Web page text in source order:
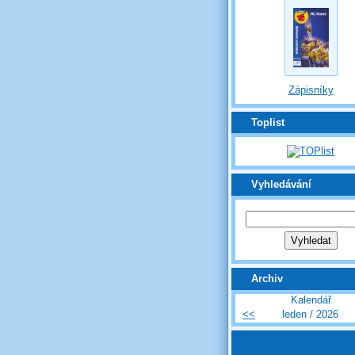
Zápisníky
Toplist
Vyhledávání
Archiv
Kalendář
<<
leden / 2026